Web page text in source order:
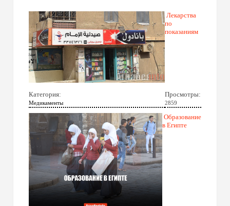
Лекарства
по
показаниям
Категория:
Медикаменты
Просмотры:
2859
Образование
в Египте